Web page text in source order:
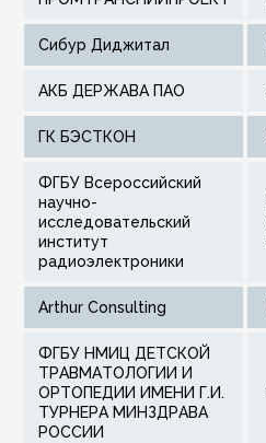
Сибур Диджитал
АКБ ДЕРЖАВА ПАО
ГК БЭСТКОН
ФГБУ Всероссийский
научно-
исследовательский
институт
радиоэлектроники
Arthur Consulting
ФГБУ НМИЦ ДЕТСКОЙ
ТРАВМАТОЛОГИИ И
ОРТОПЕДИИ ИМЕНИ Г.И.
ТУРНЕРА МИНЗДРАВА
РОССИИ